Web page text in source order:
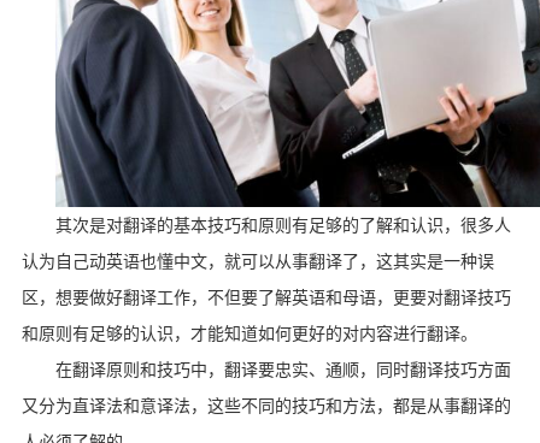
其次是对翻译的基本技巧和原则有足够的了解和认识，很多人
认为自己动英语也懂中文，就可以从事翻译了，这其实是一种误
区，想要做好翻译工作，不但要了解英语和母语，更要对翻译技巧
和原则有足够的认识，才能知道如何更好的对内容进行翻译。
在翻译原则和技巧中，翻译要忠实、通顺，同时翻译技巧方面
又分为直译法和意译法，这些不同的技巧和方法，都是从事翻译的